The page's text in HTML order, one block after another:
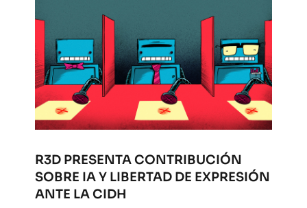
R3D PRESENTA CONTRIBUCIÓN
SOBRE IA Y LIBERTAD DE EXPRESIÓN
ANTE LA CIDH